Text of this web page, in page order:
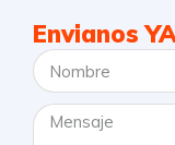
Envianos